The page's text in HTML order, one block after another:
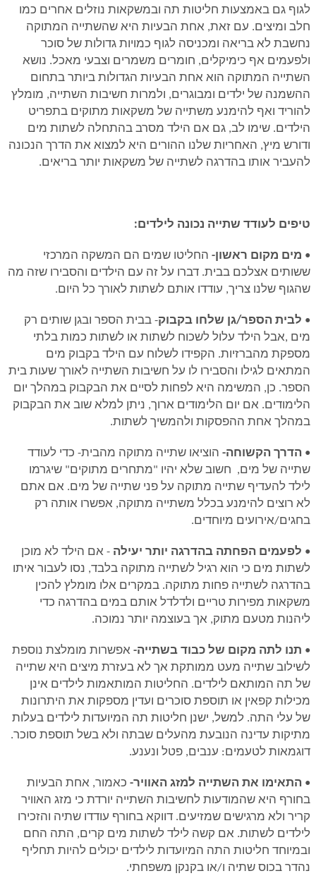
לגוף גם באמצעות חליטות תה ובמשקאות נוזלים אחרים כמו
חלב ומיצים. עם זאת, אחת הבעיות היא שהשתייה המתוקה
נחשבת לא בריאה ומכניסה לגוף כמויות גדולות של סוכר
ולפעמים אף כימיקלים, חומרים משמרים וצבעי מאכל. נושא
השתייה המתוקה הוא אחת הבעיות הגדולות ביותר בתחום
ההשמנה של ילדים ומבוגרים, ולמרות חשיבות השתייה, מומלץ
להוריד ואף להימנע משתייה של משקאות מתוקים בתפריט
הילדים. שימו לב, גם אם הילד מסרב בהתחלה לשתות מים
ודורש מיץ, האחריות שלנו ההורים היא למצוא את הדרך הנכונה
להעביר אותו בהדרגה לשתייה של משקאות יותר בריאים.
טיפים לעודד שתייה נכונה לילדים:
• מים מקום ראשון- החליטו שמים הם המשקה המרכזי
ששותים אצלכם בבית. דברו על זה עם הילדים והסבירו שזה מה
שהגוף שלנו צריך, עודדו אותם לשתות לאורך כל היום.
• לבית הספר/גן שלחו בקבוק- בבית הספר ובגן שותים רק
מים ,אבל הילד עלול לשכוח לשתות או לשתות כמות בלתי
מספקת מהברזיות. הקפידו לשלוח עם הילד בקבוק מים
המתאים לגילו והסבירו לו על חשיבות השתייה לאורך שעות בית
הספר. כן, המשימה היא לפחות לסיים את הבקבוק במהלך יום
הלימודים. אם יום הלימודים ארוך, ניתן למלא שוב את הבקבוק
במהלך אחת ההפסקות ולהמשיך לשתות.
• הדרך הקשוחה- הוציאו שתייה מתוקה מהבית- כדי לעודד
שתייה של מים, חשוב שלא יהיו "מתחרים מתוקים" שיגרמו
לילד להעדיף שתייה מתוקה על פני שתייה של מים. אם אתם
לא רוצים להימנע בכלל משתייה מתוקה, אפשרו אותה רק
בחגים/אירועים מיוחדים.
• לפעמים הפחתה בהדרגה יותר יעילה - אם הילד לא מוכן
לשתות מים כי הוא רגיל לשתייה מתוקה בלבד, נסו לעבור איתו
בהדרגה לשתייה פחות מתוקה. במקרים אלו מומלץ להכין
משקאות מפירות טריים ולדלדל אותם במים בהדרגה כדי
ליהנות מטעם מתוק, אך בעוצמה יותר נמוכה.
• תנו לתה מקום של כבוד בשתייה- אפשרות מומלצת נוספת
לשילוב שתייה מעט ממותקת אך לא בעזרת מיצים היא שתייה
של תה המותאם לילדים. החליטות המותאמות לילדים אינן
מכילות קפאין או תוספת סוכרים ועדין מספקות את היתרונות
של עלי התה. למשל, ישנן חליטות תה המיועדות לילדים בעלות
מתיקות עדינה הנובעת מהעלים שבתה ולא בשל תוספת סוכר.
דוגמאות לטעמים: ענבים, פטל ונענע.
• התאימו את השתייה למזג האוויר- כאמור, אחת הבעיות
בחורף היא שהמודעות לחשיבות השתייה יורדת כי מזג האוויר
קריר ולא מרגישים שמזיעים. דווקא בחורף עודדו שתיה והזכירו
לילדים לשתות. אם קשה לילד לשתות מים קרים, התה החם
ובמיוחד חליטות התה המיועדות לילדים יכולים להיות תחליף
נהדר בכוס שתיה ו/או בקנקן משפחתי.